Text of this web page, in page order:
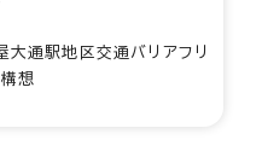
大通駅地区交通バリアフリ
想